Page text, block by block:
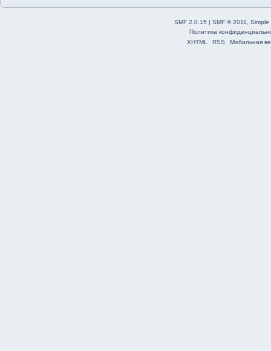
SMF 2.0.15 | SMF © 2011
Simple
Политика
XHTML
RSS Мобильная